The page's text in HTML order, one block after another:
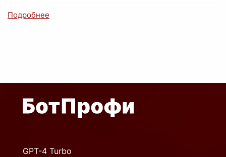
GPT-4 Turbo